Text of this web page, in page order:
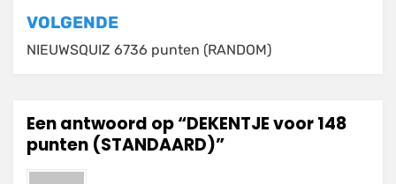
VOLGENDE
NIEUWSQUIZ 6736 punten (RANDOM)
Een antwoord op “DEKENTJE voor 148
punten (STANDAARD)”